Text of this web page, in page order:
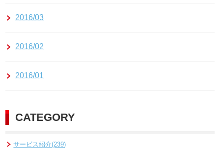
2016/03
2016/02
2016/01
CATEGORY
サービス紹介(239)